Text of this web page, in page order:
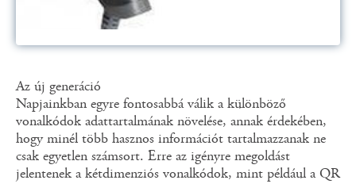
Az új generáció
Napjainkban egyre fontosabbá válik a különböző
vonalkódok adattartalmának növelése, annak érdekében,
hogy minél több hasznos információt tartalmazzanak ne
csak egyetlen számsort. Erre az igényre megoldást
jelentenek a kétdimenziós vonalkódok, mint például a QR